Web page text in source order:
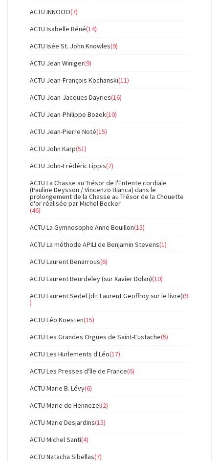
ACTU INNOOO(7)
ACTU Isabelle Béné(14)
ACTU Isée St. John Knowles(9)
ACTU Jean Winiger(9)
ACTU Jean-François Kochanski(11)
ACTU Jean-Jacques Dayries(16)
ACTU Jean-Philippe Bozek(10)
ACTU Jean-Pierre Noté(15)
ACTU John Karp(51)
ACTU John-Frédéric Lippis(7)
ACTU La Chasse au Trésor de l'Entente cordiale
(Pauline Deysson / Vincenzo Bianca) dans le
prolongement de la Chasse au Trésor de la Chouette
d'or réalisée par Michel Becker
(46)
ACTU La Gymnosophe Anne Bouillon(15)
ACTU La méthode APILI de Benjamin Stevens(1)
ACTU Laurent Benarrous(6)
ACTU Laurent Beurdeley (sur Xavier Dolan)(10)
ACTU Laurent Sedel (dit Laurent Geoffroy sur le livre)(9
)
ACTU Léo Koesten(15)
ACTU Les Grandes Orgues de Saint-Eustache(5)
ACTU Les Hurlements d'Léo(17)
ACTU Les Presses d'île de France(6)
ACTU Marie B. Lévy(6)
ACTU Marie de Hennezel(2)
ACTU Marie Desjardins(15)
ACTU Michel Santi(4)
ACTU Natacha Sibellas(7)